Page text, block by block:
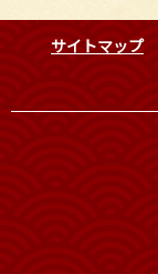
サイトマップ